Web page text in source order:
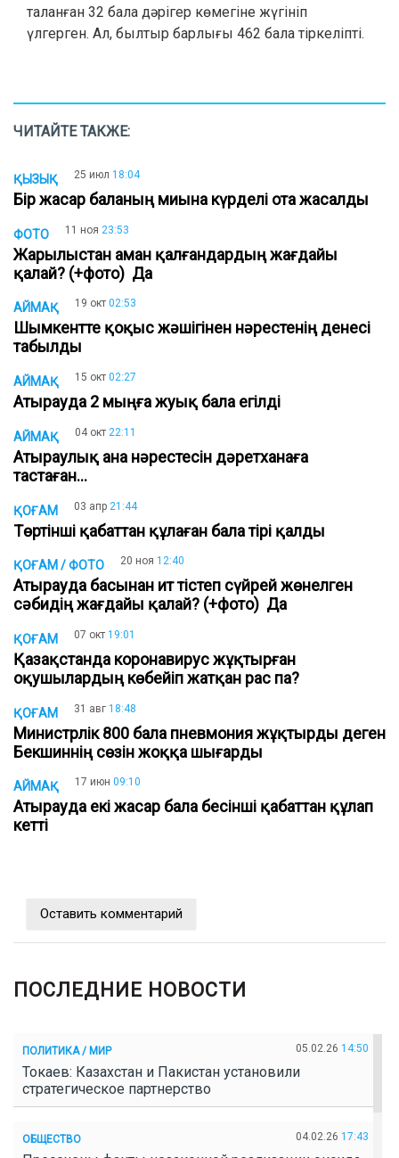
таланған 32 бала дәрігер көмегіне жүгініп
үлгерген. Ал, былтыр барлығы 462 бала тіркеліпті.
ЧИТАЙТЕ ТАКЖЕ:
ҚЫЗЫҚ 25 июл 18:04
Бір жасар баланың миына күрделі ота жасалды
ФОТО 11 ноя 23:53
Жарылыстан аман қалғандардың жағдайы
қалай? (+фото) Да
АЙМАҚ 19 окт 02:53
Шымкентте қоқыс жәшігінен нәрестенің денесі
табылды
АЙМАҚ 15 окт 02:27
Атырауда 2 мыңға жуық бала егілді
АЙМАҚ 04 окт 22:11
Атыраулық ана нәрестесін дәретханаға
тастаған...
ҚОҒАМ 03 апр 21:44
Төртінші қабаттан құлаған бала тірі қалды
ҚОҒАМ / ФОТО 20 ноя 12:40
Атырауда басынан ит тістеп сүйрей жөнелген
сәбидің жағдайы қалай? (+фото) Да
ҚОҒАМ 07 окт 19:01
Қазақстанда коронавирус жұқтырған
оқушылардың көбейіп жатқан рас па?
ҚОҒАМ 31 авг 18:48
Министрлік 800 бала пневмония жұқтырды деген
Бекшиннің сөзін жоққа шығарды
АЙМАҚ 17 июн 09:10
Атырауда екі жасар бала бесінші қабаттан құлап
кетті
Оставить комментарий
ПОСЛЕДНИЕ НОВОСТИ
ПОЛИТИКА / МИР 05.02.26 14:50
Токаев: Казахстан и Пакистан установили
стратегическое партнерство
ОБЩЕСТВО 04.02.26 17:43